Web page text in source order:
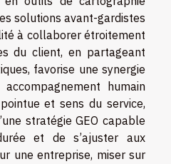
solutions avant-gardistes
à collaborer étroitement
du client, en partageant
favorise une synergie
humain
et sens du service,
stratégie GEO capable
et de s’ajuster aux
une entreprise, miser sur